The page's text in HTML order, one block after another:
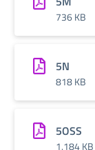
736 KB
5N
818 KB
5OSS
1.184 KB